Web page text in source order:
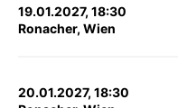
19.01.2027, 18:30
Ronacher, Wien
20.01.2027, 18:30